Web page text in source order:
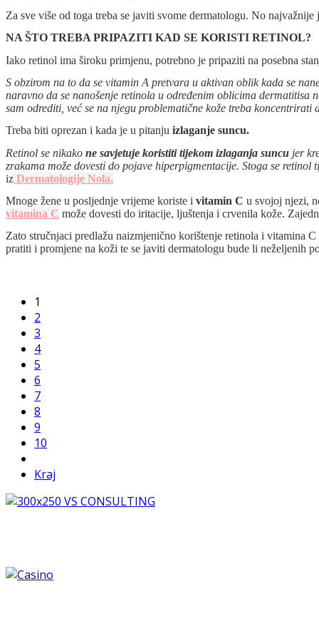
Za sve više od toga treba se javiti svome dermatologu. No
NA ŠTO TREBA PRIPAZITI KAD SE KORISTI RETINOL?
Iako retinol ima široku primjenu, potrebno je pripaziti na posebna
S obzirom na to da se vitamin A pretvara u aktivan oblik kada se
naravno da se nanošenje retinola u određenim oblicima dermatitisa
sam odrediti, već se na njegu problematične kože treba
Treba biti oprezan i kada je u pitanju izlaganje suncu.
Retinol se nikako ne savjetuje koristiti tijekom izlaganja suncu jer
zrakama može dovesti do pojave hiperpigmentacije. Stoga se
iz Dermatologije Nola.
Mnoge žene u posljednje vrijeme koriste i vitamin C u svojoj njezi,
vitamina C može dovesti do iritacije, ljuštenja i crvenila kože.
Zato stručnjaci predlažu naizmjenično korištenje retinola i vitamina
pratiti i promjene na koži te se javiti dermatologu bude li neželjenih
1
2
3
4
5
6
7
8
9
10
Kraj